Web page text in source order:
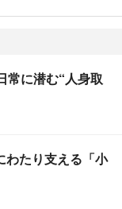
常に潜む“人身取
わたり支える「小